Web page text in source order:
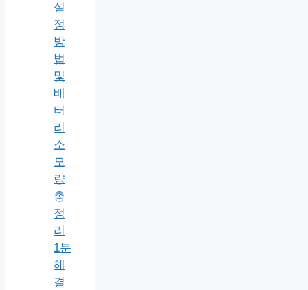
설
정
방
법
및
배
터
리
소
모
량
총
정
리
1분
해
결